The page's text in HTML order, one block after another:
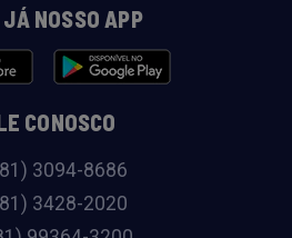
NOSSO APP
CONOSCO
3094-8686
3428-2020